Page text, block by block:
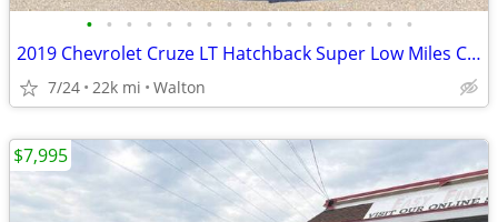
• • • • • • • • • • • • • • • • •
2019 Chevrolet Cruze LT Hatchback Super Low Miles Carfax in Hand
7/24 22k mi Walton
$7,995